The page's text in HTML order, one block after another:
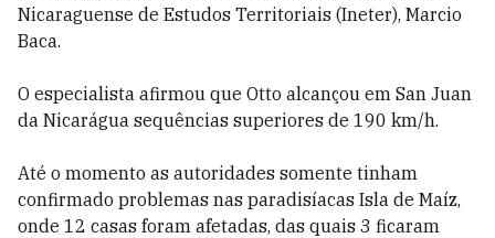
Nicaraguense de Estudos Territoriais (Ineter), Marcio
Baca.
O especialista afirmou que Otto alcançou em San Juan
da Nicarágua sequências superiores de 190 km/h.
Até o momento as autoridades somente tinham
confirmado problemas nas paradisíacas Isla de Maíz,
onde 12 casas foram afetadas, das quais 3 ficaram